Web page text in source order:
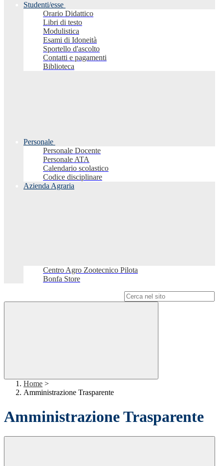
Studenti/esse
Orario Didattico
Libri di testo
Modulistica
Esami di Idoneità
Sportello d'ascolto
Contatti e pagamenti
Biblioteca
Personale
Personale Docente
Personale ATA
Calendario scolastico
Codice disciplinare
Azienda Agraria
Centro Agro Zootecnico Pilota
Bonfa Store
Home >
Amministrazione Trasparente
Amministrazione Trasparente